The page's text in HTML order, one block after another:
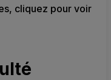
cliquez pour voir